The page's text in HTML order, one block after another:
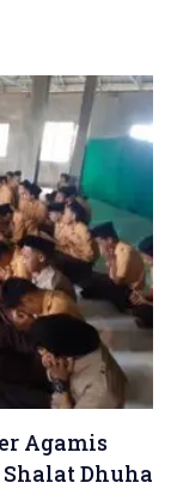
Agamis
Dhuha